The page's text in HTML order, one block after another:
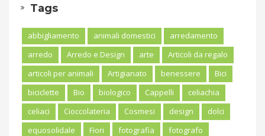
Tags
abbigliamento animali domestici
arredamento
arredo
Arredo e Design arte
Articoli da regalo
articoli per animali
Artigianato benessere
Bici
biciclette
Bio biologico Cappelli
celiachia
celiaci
Cioccolateria Cosmesi design
dolci
equosolidale
Fiori fotografia
fotografo